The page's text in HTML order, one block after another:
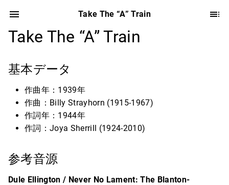
Take The “A” Train
Take The “A” Train
基本データ
作曲年：1939年
作曲：Billy Strayhorn (1915-1967)
作詞年：1944年
作詞：Joya Sherrill (1924-2010)
参考音源
Dule Ellington / Never No Lament: The Blanton-